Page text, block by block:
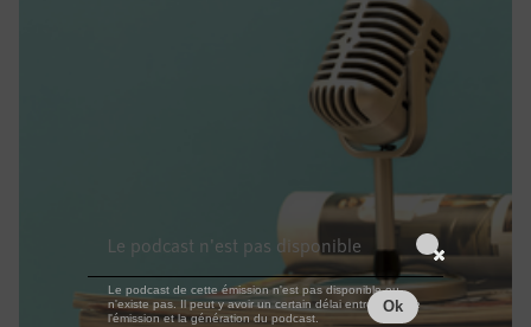
Le podcast n'est pas disponible
Le podcast de cette émission n'est pas disponible ou
n'existe pas. Il peut y avoir un certain délai entre la fin de
l'émission et la génération du podcast.
Ok